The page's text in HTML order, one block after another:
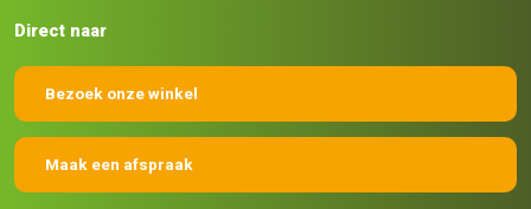
Direct naar
Bezoek onze winkel
Maak een afspraak